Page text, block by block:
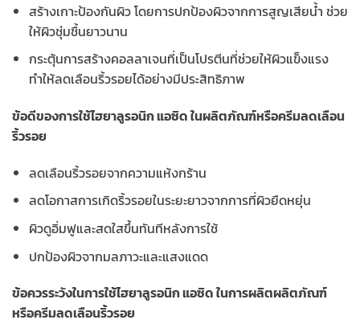
สร้างเกาะป้องกันผิว โดยการปกป้องผิวจากการสูญเสียน้ำ ช่วย
ให้ผิวชุ่มชื้นยาวนาน
กระตุ้นการสร้างคอลลาเจนที่เป็นโปรตีนที่ช่วยให้ผิวแข็งแรง
ทำให้ลดเลือนริ้วรอยได้อย่างมีประสิทธิภาพ
ข้อดีของการใช้ไฮยาลูรอนิก แอซิด ในผลิตภัณฑ์หรือครีมลดเลือน
ริ้วรอย
ลดเลือนริ้วรอยจากความแห้งกร้าน
ลดโอกาสการเกิดริ้วรอยในระยะยาวจากการที่ผิวยืดหยุ่น
ผิวดูอิ่มฟูและสดใสขึ้นทันทีหลังการใช้
ปกป้องผิวจากมลภาวะและแสงแดด
ข้อควรระวังในการใช้ไฮยาลูรอนิก แอซิด ในการผลิตผลิตภัณฑ์
หรือครีมลดเลือนริ้วรอย